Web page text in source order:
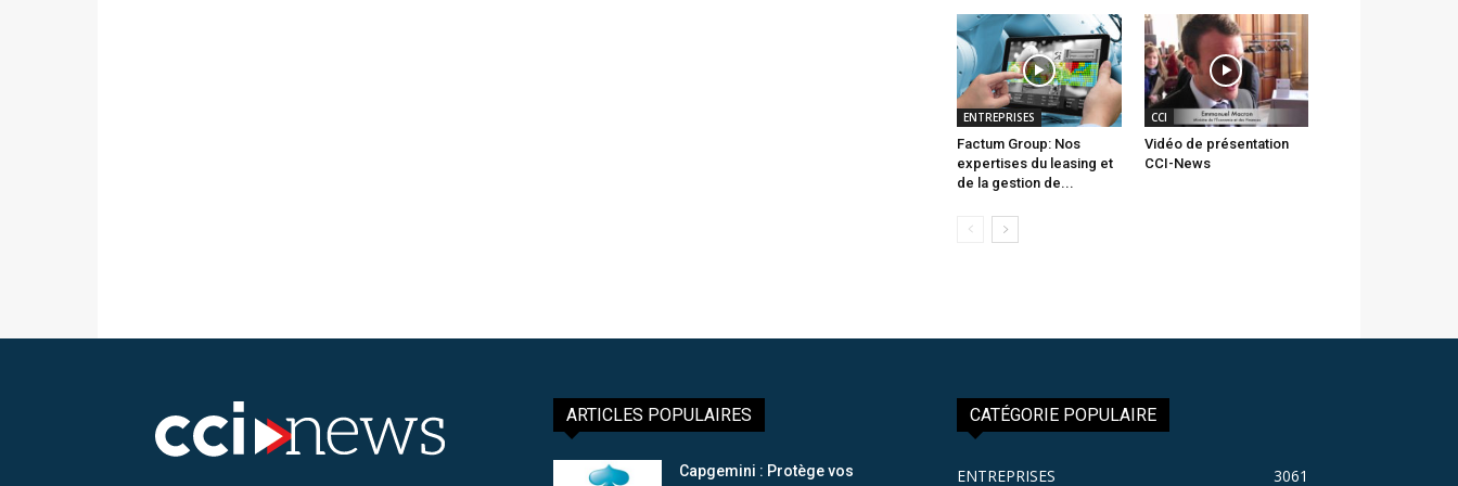
ENTREPRISES
Factum Group: Nos
expertises du leasing et
de la gestion de...
CCI
Vidéo de présentation
CCI-News
ARTICLES POPULAIRES
Capgemini : Protège vos
CATÉGORIE POPULAIRE
ENTREPRISES 3061